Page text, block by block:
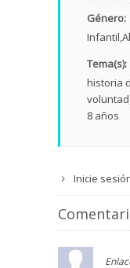
Género:
Infantil
Tema(s):
historia
voluntad
8 años
Inicie